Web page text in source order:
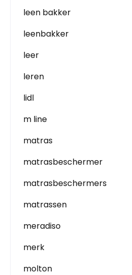
leen bakker
leenbakker
leer
leren
lidl
m line
matras
matrasbeschermer
matrasbeschermers
matrassen
meradiso
merk
molton